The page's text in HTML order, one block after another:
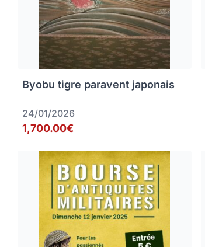
Byobu tigre paravent japonais
24/01/2026
1,700.00€